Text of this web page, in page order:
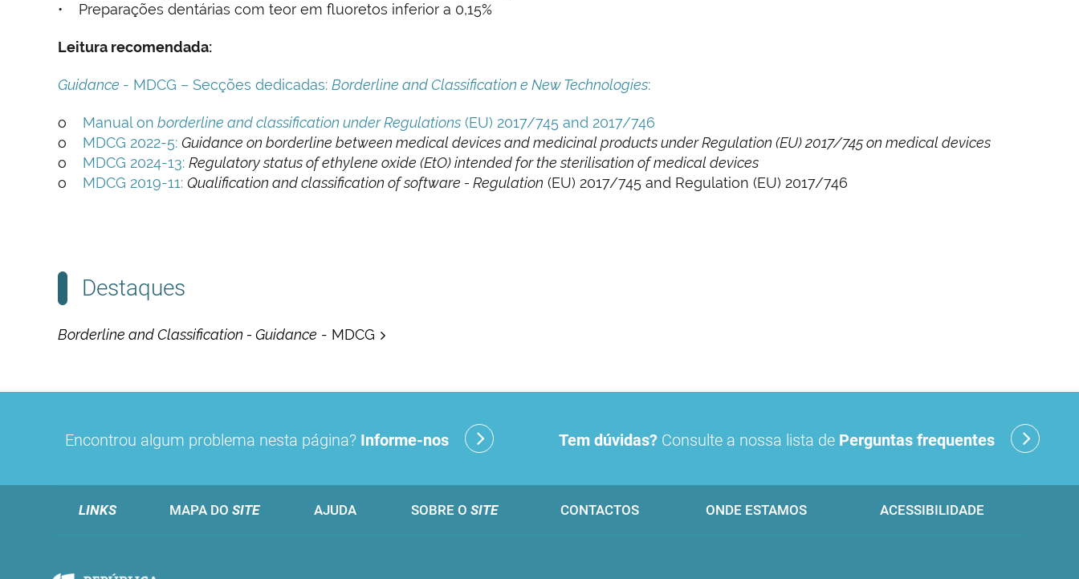
• Preparações dentárias com teor em fluoretos inferior a 0,15%
Leitura recomendada:
Guidance - MDCG – Secções dedicadas: Borderline and Classification e New Technologies:
o Manual on borderline and classification under Regulations (EU) 2017/745 and 2017/746
o
MDCG 2022-5: Guidance on borderline between medical devices and medicinal products under Regulation (EU) 2017/745 on medical devices
o
MDCG 2024-13: Regulatory status of ethylene oxide (EtO) intended for the sterilisation of medical devices
o MDCG 2019-11: Qualification and classification of software - Regulation (EU) 2017/745 and Regulation (EU) 2017/746
Destaques
Borderline and Classification - Guidance - MDCG
Encontrou algum problema nesta página? Informe-nos Tem dúvidas? Consulte a nossa lista de Perguntas frequentes
LINKS MAPA DO SITE AJUDA SOBRE O SITE CONTACTOS ONDE ESTAMOS ACESSIBILIDADE